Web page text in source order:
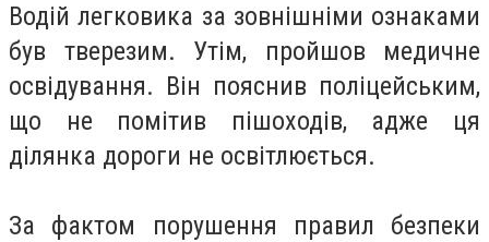
Водій легковика за зовнішніми ознаками
був тверезим. Утім, пройшов медичне
освідування. Він пояснив поліцейським,
що не помітив пішоходів, адже ця
ділянка дороги не освітлюється.
За фактом порушення правил безпеки